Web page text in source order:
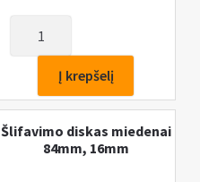
Šlifavimo
diskas
miedenai
75mm,
Į krepšelį
Šlifavimo diskas miedenai
84mm, 16mm